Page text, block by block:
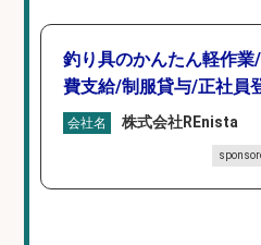
釣り具のかんたん軽作
費支給/制服貸与/正社員
会社名 株式会社REnista